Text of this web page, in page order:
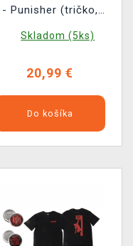
- Punisher (tričko,
ponožky) (veľkosť L)
Skladom (5ks)
20,99 €
Do košíka